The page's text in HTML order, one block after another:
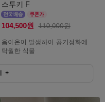
스투키 F
104,500원 110,000원
음이온이 발생하여 공기정화에
탁월한 식물
+